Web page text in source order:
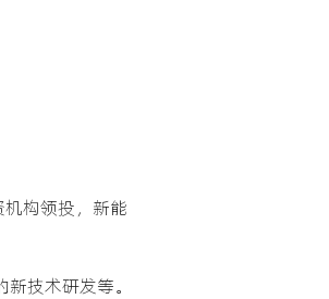
构领投，新能
技术研发等。